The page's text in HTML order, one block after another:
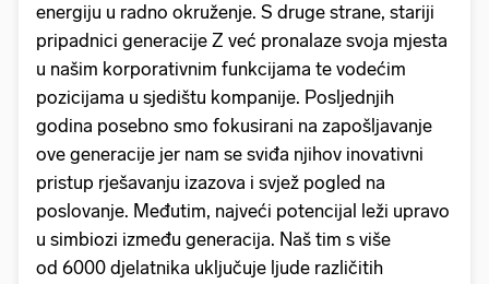
energiju u radno okruženje. S druge strane, stariji
pripadnici generacije Z već pronalaze svoja mjesta
u našim korporativnim funkcijama te vodećim
pozicijama u sjedištu kompanije. Posljednjih
godina posebno smo fokusirani na zapošljavanje
ove generacije jer nam se sviđa njihov inovativni
pristup rješavanju izazova i svjež pogled na
poslovanje. Međutim, najveći potencijal leži upravo
u simbiozi između generacija. Naš tim s više
od 6000 djelatnika uključuje ljude različitih